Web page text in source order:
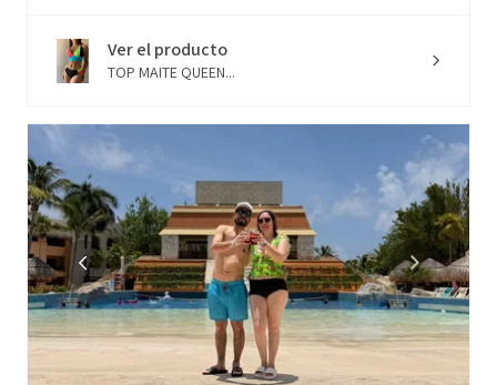
Ver el producto
TOP MAITE QUEEN...